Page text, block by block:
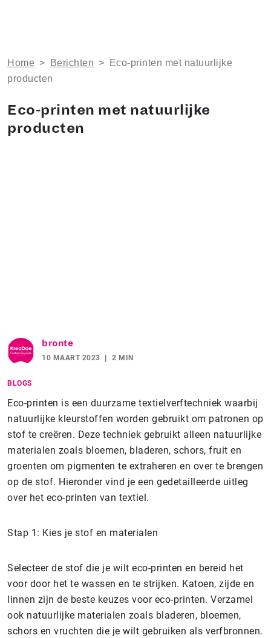
Home > Berichten >
Eco-printen met natuurlijke
producten
Eco-printen met natuurlijke
producten
bronte
10 MAART 2023 2 MIN
BLOGS
Eco-printen is een duurzame textielverftechniek waarbij
natuurlijke kleurstoffen worden gebruikt om patronen op
stof te creëren. Deze techniek gebruikt alleen natuurlijke
materialen zoals bloemen, bladeren, schors, fruit en
groenten om pigmenten te extraheren en over te brengen
op de stof. Hieronder vind je een gedetailleerde uitleg
over het eco-printen van textiel.
Stap 1: Kies je stof en materialen
Selecteer de stof die je wilt eco-printen en bereid het
voor door het te wassen en te strijken. Katoen, zijde en
linnen zijn de beste keuzes voor eco-printen. Verzamel
ook natuurlijke materialen zoals bladeren, bloemen,
schors en vruchten die je wilt gebruiken als verfbronnen.